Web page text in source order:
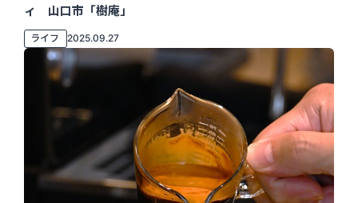
ィ 山口市「樹庵」
ライフ 2025.09.27